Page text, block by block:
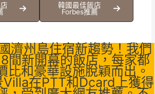
韓國最佳飯店
Forbes推薦
濟州島住宿新趨勢！我們
間新開幕的飯店，每家都
比和豪華設施脫穎而出。
Villa在PTT和Dcard上獲得